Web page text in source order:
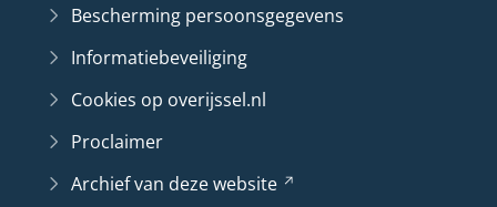
Bescherming persoonsgegevens
Informatiebeveiliging
Cookies op overijssel.nl
Proclaimer
Archief van dezewebsite